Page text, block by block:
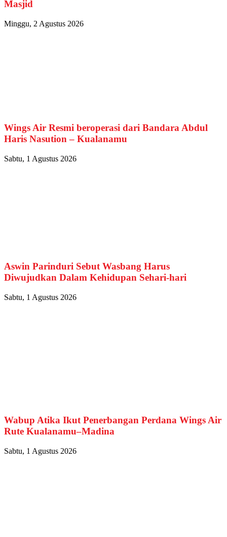
Masjid
Minggu, 2 Agustus 2026
Wings Air Resmi beroperasi dari Bandara Abdul
Haris Nasution – Kualanamu
Sabtu, 1 Agustus 2026
Aswin Parinduri Sebut Wasbang Harus
Diwujudkan Dalam Kehidupan Sehari-hari
Sabtu, 1 Agustus 2026
Wabup Atika Ikut Penerbangan Perdana Wings Air
Rute Kualanamu–Madina
Sabtu, 1 Agustus 2026